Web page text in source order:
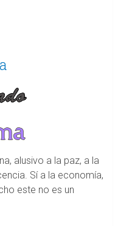
alusivo a la paz, a la
Sí a la economía,
este no es un